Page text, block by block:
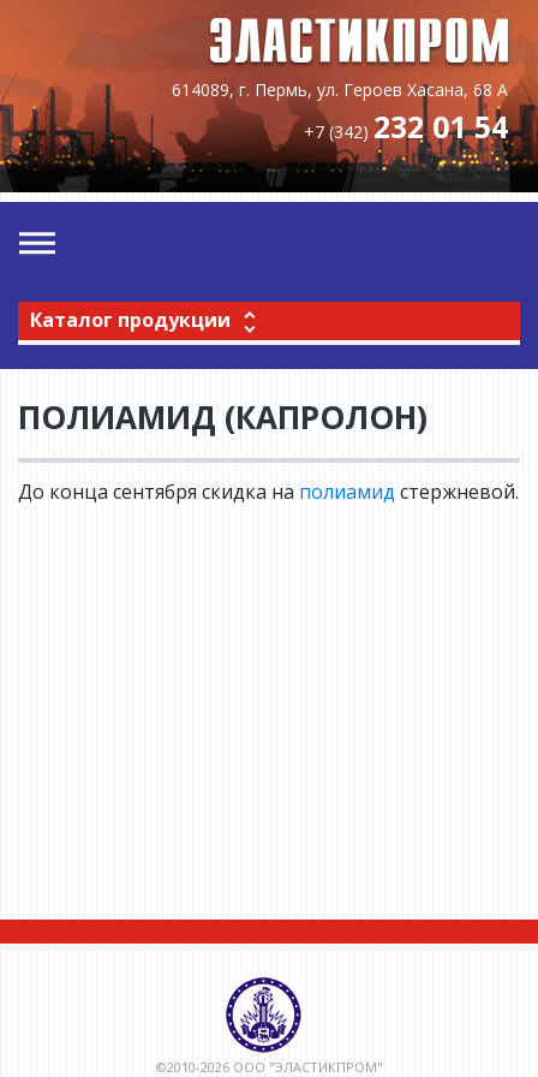
614089, г. Пермь, ул. Героев Хасана, 68 А
+7 (342) 232 01 54
Каталог продукции
ПОЛИАМИД (КАПРОЛОН)
До конца сентября скидка на полиамид стержневой.
©2010-2026 ООО "ЭЛАСТИКПРОМ"